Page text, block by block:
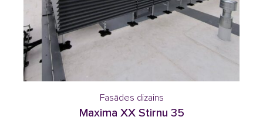
Fasādes dizains
Maxima XX Stirnu 35